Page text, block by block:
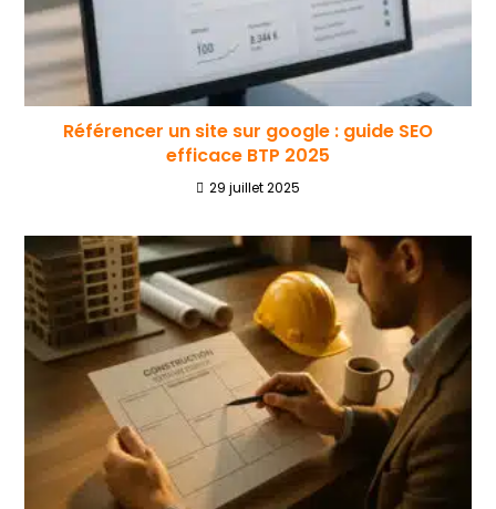
Référencer un site sur google : guide SEO
efficace BTP 2025
29 juillet 2025